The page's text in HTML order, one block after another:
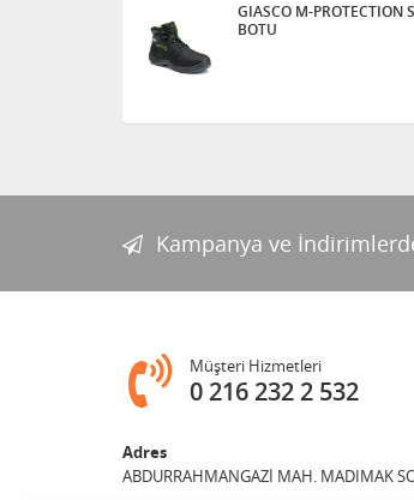
GIASCO M-PROTECTION
BOTU
Kampanya ve
Müşteri Hizmetleri
0 216 232 2 532
Adres
ABDURRAHMANGAZİ MAH. MADIMAK